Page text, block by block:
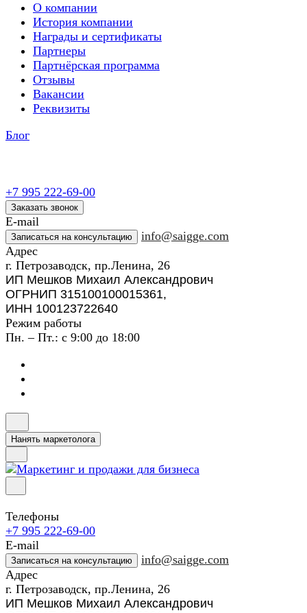
О компании
История компании
Награды и сертификаты
Партнеры
Партнёрская программа
Отзывы
Вакансии
Реквизиты
Блог
+7 995 222-69-00
Заказать звонок
E-mail
Записаться на консультацию
info@saigge.com
Адрес
г. Петрозаводск, пр.Ленина, 26
ИП Мешков Михаил Александрович
ОГРНИП 315100100015361,
ИНН 100123722640
Режим работы
Пн. – Пт.: с 9:00 до 18:00
Нанять маркетолога
Телефоны
+7 995 222-69-00
E-mail
Записаться на консультацию
info@saigge.com
Адрес
г. Петрозаводск, пр.Ленина, 26
ИП Мешков Михаил Александрович